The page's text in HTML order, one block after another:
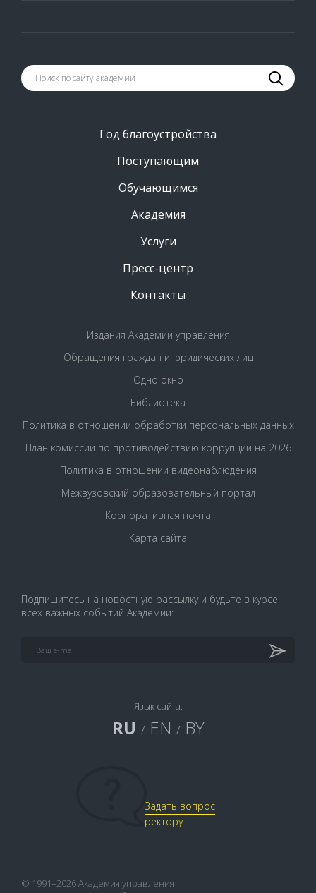
Год благоустройства
Поступающим
Обучающимся
Академия
Услуги
Пресс-центр
Контакты
Издания Академии управления
Обращения граждан и юридических лиц
Одно окно
Библиотека
Политика в отношении обработки персональных данных
План комиссии по противодействию коррупции на 2026
Политика в отношении видеонаблюдения
Межвузовский образовательный портал
Корпоративная почта
Карта сайта
Подпишитесь на новостную рассылку и будьте в курсе
всех важных событий Академии:
Язык сайта:
RU / EN / BY
Задать вопрос
ректору
© 1991–2026 Академия управления